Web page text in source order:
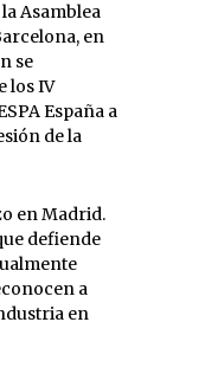
Asamblea
en
se
los IV
España a
de la
en Madrid.
defiende
a
en